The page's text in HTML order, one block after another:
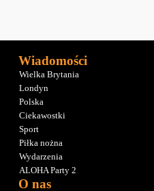
Wiadomości
Wielka Brytania
Londyn
Polska
Ciekawostki
Sport
Piłka nożna
Wydarzenia
ALOHA Party 2
O nas